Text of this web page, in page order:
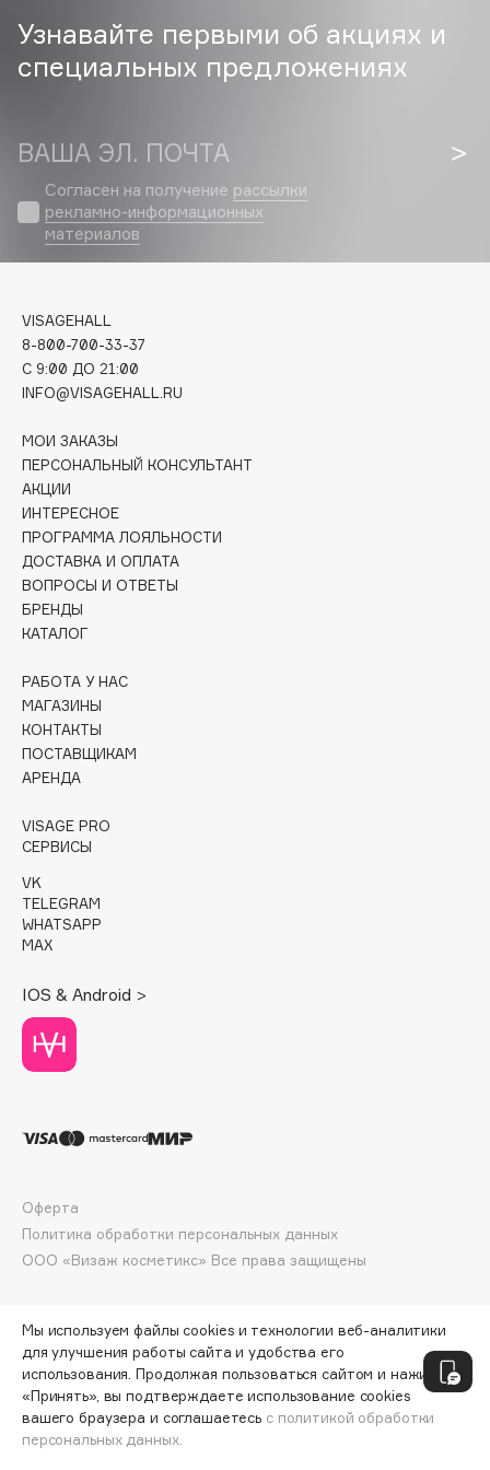
Consly
Corimo
Crescina
Cunzite
Curaprox
D
d'Alba
DABO
Darphin
Deonica
Dessange
Dior
Dolce & Gabbana
Dorco
DP Daily Perfection
Dr. Vranjes Firenze
Dr.Althea
Dr.Jart+
DSD de Luxe
Dyson
E
Eat My
Ecolatier
Elian Russia
Emmanuelle Jane
Enough
EpilProfi
ДОБАВИТЬ В КОРЗИНУ
Узнавайте первыми об акциях и
специальных предложениях
ВАША ЭЛ. ПОЧТА
Согласен на получение рассылки
рекламно-информационных
материалов
VISAGEHALL
8-800-700-33-37
C 9:00 ДО 21:00
INFO@VISAGEHALL.RU
МОИ ЗАКАЗЫ
ПЕРСОНАЛЬНЫЙ КОНСУЛЬТАНТ
АКЦИИ
ИНТЕРЕСНОЕ
ПРОГРАММА ЛОЯЛЬНОСТИ
ДОСТАВКА И ОПЛАТА
ВОПРОСЫ И ОТВЕТЫ
БРЕНДЫ
КАТАЛОГ
РАБОТА У НАС
МАГАЗИНЫ
КОНТАКТЫ
ПОСТАВЩИКАМ
АРЕНДА
VISAGE PRO
СЕРВИСЫ
VK
TELEGRAM
WHATSAPP
MAX
IOS & Android >
ООО «Визаж косметикс» Все права защищены
Оферта
Политика обработки персональных данных
Мы используем файлы cookies и технологии веб-аналитики
для улучшения работы сайта и удобства его
использования. Продолжая пользоваться сайтом и нажимая
«Принять», вы подтверждаете использование cookies
вашего браузера и соглашаетесь с политикой обработки
персональных данных.